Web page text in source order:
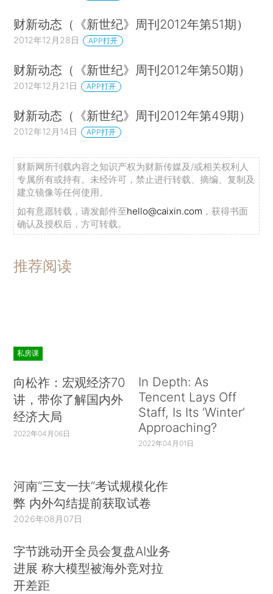
财新动态（《新世纪》周刊2012年第51期）
2012年12月28日 APP打开
财新动态（《新世纪》周刊2012年第50期）
2012年12月21日 APP打开
财新动态（《新世纪》周刊2012年第49期）
2012年12月14日 APP打开
财新网所刊载内容之知识产权为财新传媒及/或相关权利人
专属所有或持有。未经许可，禁止进行转载、摘编、复制及
建立镜像等任何使用。
如有意愿转载，请发邮件至hello@caixin.com ，获得书面
确认及授权后，方可转载。
推荐阅读
私房课
向松祚：宏观经济70
讲，带你了解国内外
经济大局
2022年04月06日
In Depth: As
Tencent Lays Off
Staff, Is Its ‘Winter’
Approaching?
2022年04月01日
河南“三支一扶”考试规模化作
弊 内外勾结提前获取试卷
2026年08月07日
字节跳动开全员会复盘AI业务
进展 称大模型被海外竞对拉
开差距